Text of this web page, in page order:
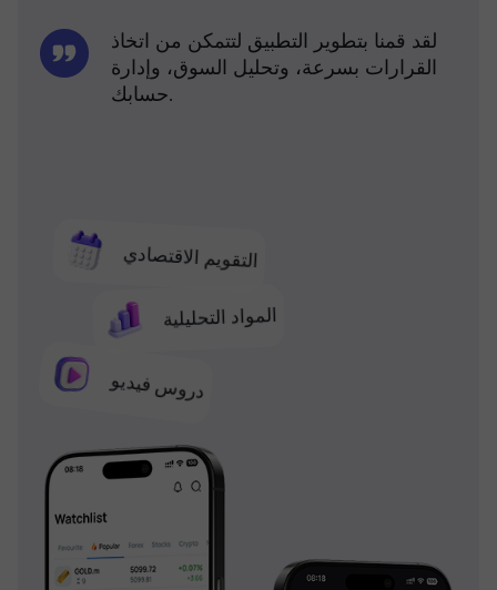
التقويم الاقتصادي
المواد التحليلية
دروس فيديو
لقد قمنا بتطوير التطبيق لتتمكن من اتخاذ
القرارات بسرعة، وتحليل السوق، وإدارة
حسابك.